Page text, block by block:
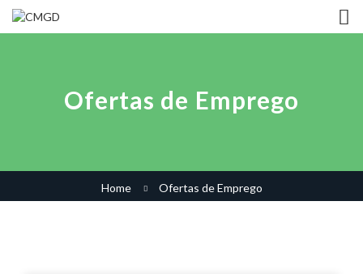
Ofertas de Emprego
Home Ofertas de Emprego